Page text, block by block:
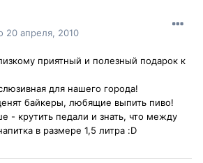
20 апреля, 2010
приятный и полезный подарок к
для нашего города!
байкеры, любящие выпить пиво!
- крутить педали и знать, что между
в размере 1,5 литра :D